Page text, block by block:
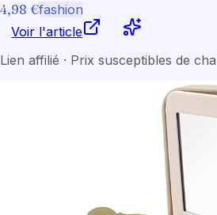
4,98 €fashion
Voir l'article
Lien affilié · Prix susceptibles de